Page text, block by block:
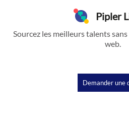
Pipler
Sourcez les meilleurs talents
web.
Demander une